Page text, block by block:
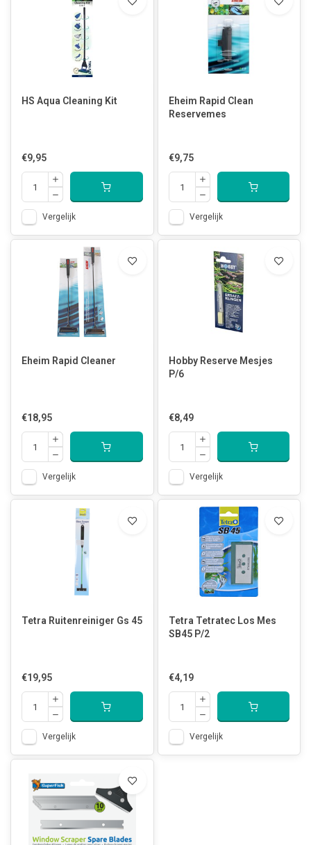
HS Aqua Cleaning Kit
€9,95
Vergelijk
Eheim Rapid Clean
Reservemes
€9,75
Vergelijk
Eheim Rapid Cleaner
€18,95
Vergelijk
Hobby Reserve Mesjes
P/6
€8,49
Vergelijk
Tetra Ruitenreiniger Gs 45
€19,95
Vergelijk
Tetra Tetratec Los Mes
SB45 P/2
€4,19
Vergelijk